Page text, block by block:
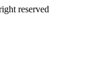
reserved